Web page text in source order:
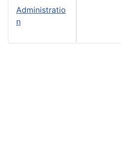
Administratio
n